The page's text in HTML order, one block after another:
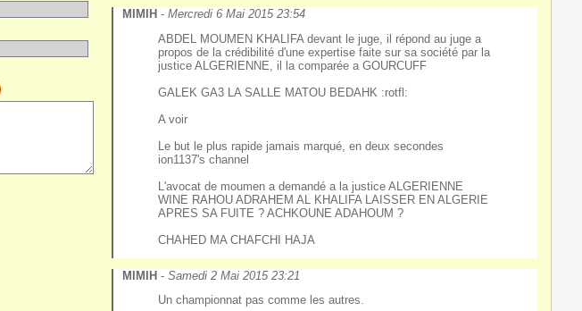
MIMIH -Mercredi 6 Mai 2015 23:54
ABDEL MOUMEN KHALIFA devant le juge, il répond au juge a
propos de la crédibilité d'une expertise faite sur sa société par la
justice ALGERIENNE, il la comparée a GOURCUFF
GALEK GA3 LA SALLE MATOU BEDAHK :rotfl:
A voir
Le but le plus rapide jamais marqué, en deux secondes
ion1137's channel
L'avocat de moumen a demandé a la justice ALGERIENNE
WINE RAHOU ADRAHEM AL KHALIFA LAISSER EN ALGERIE
APRES SA FUITE ? ACHKOUNE ADAHOUM ?
CHAHED MA CHAFCHI HAJA
MIMIH -Samedi 2 Mai 2015 23:21
Un championnat pas comme les autres.